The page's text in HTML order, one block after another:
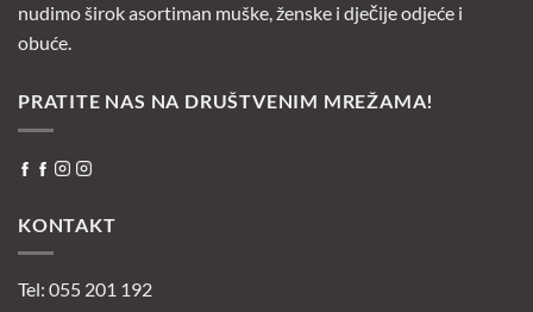
nudimo širok asortiman muške, ženske i dječije odjeće i
obuće.
PRATITE NAS NA DRUŠTVENIM MREŽAMA!
KONTAKT
Tel: 055 201 192